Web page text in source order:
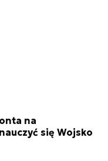
na
się Wojsko